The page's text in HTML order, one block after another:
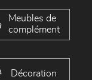
Meubles de
complément
Décoration